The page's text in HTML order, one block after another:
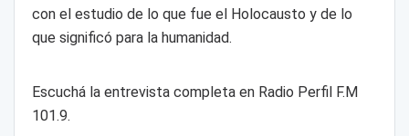
con el estudio de lo que fue el Holocausto y de lo
que significó para la humanidad.
Escuchá la entrevista completa en Radio Perfil F.M
101.9.